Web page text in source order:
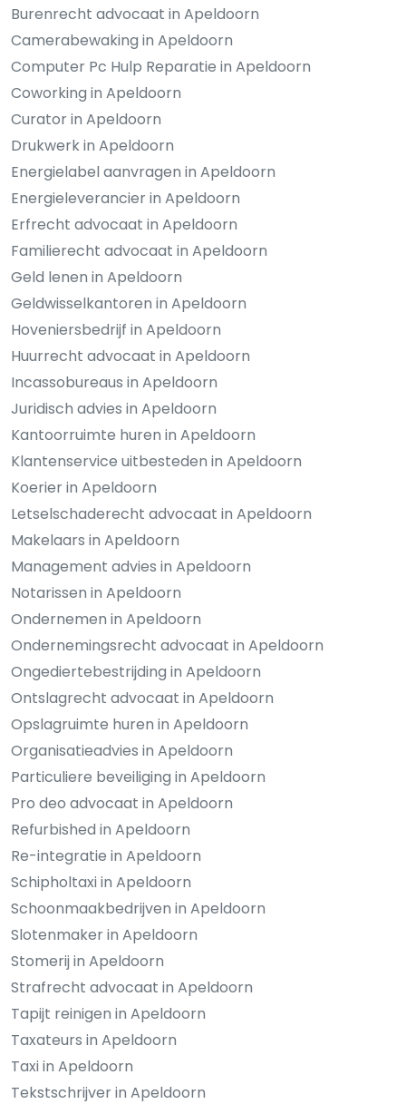
Burenrecht advocaat in Apeldoorn
Camerabewaking in Apeldoorn
Computer Pc Hulp Reparatie in Apeldoorn
Coworking in Apeldoorn
Curator in Apeldoorn
Drukwerk in Apeldoorn
Energielabel aanvragen in Apeldoorn
Energieleverancier in Apeldoorn
Erfrecht advocaat in Apeldoorn
Familierecht advocaat in Apeldoorn
Geld lenen in Apeldoorn
Geldwisselkantoren in Apeldoorn
Hoveniersbedrijf in Apeldoorn
Huurrecht advocaat in Apeldoorn
Incassobureaus in Apeldoorn
Juridisch advies in Apeldoorn
Kantoorruimte huren in Apeldoorn
Klantenservice uitbesteden in Apeldoorn
Koerier in Apeldoorn
Letselschaderecht advocaat in Apeldoorn
Makelaars in Apeldoorn
Management advies in Apeldoorn
Notarissen in Apeldoorn
Ondernemen in Apeldoorn
Ondernemingsrecht advocaat in Apeldoorn
Ongediertebestrijding in Apeldoorn
Ontslagrecht advocaat in Apeldoorn
Opslagruimte huren in Apeldoorn
Organisatieadvies in Apeldoorn
Particuliere beveiliging in Apeldoorn
Pro deo advocaat in Apeldoorn
Refurbished in Apeldoorn
Re-integratie in Apeldoorn
Schipholtaxi in Apeldoorn
Schoonmaakbedrijven in Apeldoorn
Slotenmaker in Apeldoorn
Stomerij in Apeldoorn
Strafrecht advocaat in Apeldoorn
Tapijt reinigen in Apeldoorn
Taxateurs in Apeldoorn
Taxi in Apeldoorn
Tekstschrijver in Apeldoorn